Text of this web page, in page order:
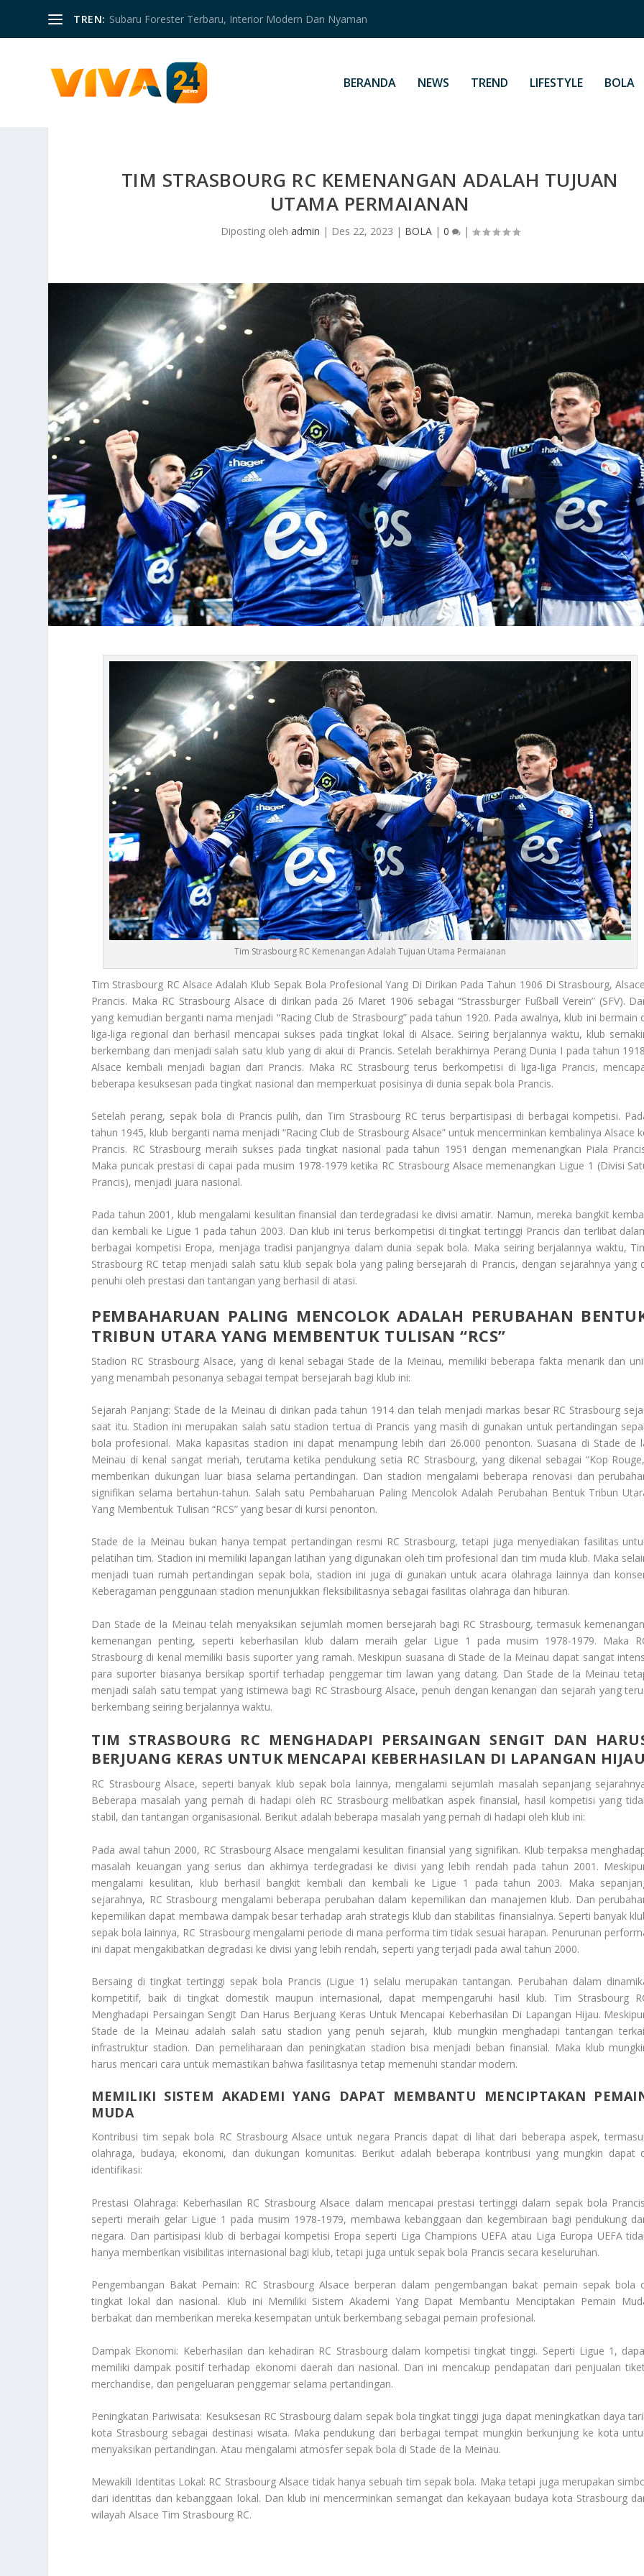
TREN: Subaru Forester Terbaru, Interior Modern Dan Nyaman
BERANDA NEWS TREND LIFESTYLE BOLA
TIM STRASBOURG RC KEMENANGAN ADALAH TUJUAN
UTAMA PERMAIANAN
Diposting oleh admin | Des 22, 2023 | BOLA| 0 |
Tim Strasbourg RC Kemenangan Adalah Tujuan Utama Permaianan
Tim Strasbourg RC Alsace Adalah Klub Sepak Bola Profesional Yang Di Dirikan Pada Tahun 1906 Di Strasbourg,
Prancis. Maka RC Strasbourg Alsace di dirikan pada 26 Maret 1906 sebagai “Strassburger Fußball Verein” (SFV).
yang kemudian berganti nama menjadi “Racing Club de Strasbourg” pada tahun 1920. Pada awalnya, klub ini bermain
liga-liga regional dan berhasil mencapai sukses pada tingkat lokal di Alsace. Seiring berjalannya waktu, klub
berkembang dan menjadi salah satu klub yang di akui di Prancis. Setelah berakhirnya Perang Dunia I pada tahun
Alsace kembali menjadi bagian dari Prancis. Maka RC Strasbourg terus berkompetisi di liga-liga Prancis,
beberapa kesuksesan pada tingkat nasional dan memperkuat posisinya di dunia sepak bola Prancis.
Setelah perang, sepak bola di Prancis pulih, dan Tim Strasbourg RC terus berpartisipasi di berbagai kompetisi.
tahun 1945, klub berganti nama menjadi “Racing Club de Strasbourg Alsace” untuk mencerminkan kembalinya Alsace
Prancis. RC Strasbourg meraih sukses pada tingkat nasional pada tahun 1951 dengan memenangkan Piala
Maka puncak prestasi di capai pada musim 1978-1979 ketika RC Strasbourg Alsace memenangkan Ligue 1 (Divisi
Prancis), menjadi juara nasional.
Pada tahun 2001, klub mengalami kesulitan finansial dan terdegradasi ke divisi amatir. Namun, mereka bangkit
dan kembali ke Ligue 1 pada tahun 2003. Dan klub ini terus berkompetisi di tingkat tertinggi Prancis dan terlibat
berbagai kompetisi Eropa, menjaga tradisi panjangnya dalam dunia sepak bola. Maka seiring berjalannya waktu,
Strasbourg RC tetap menjadi salah satu klub sepak bola yang paling bersejarah di Prancis, dengan sejarahnya yang
penuhi oleh prestasi dan tantangan yang berhasil di atasi.
PEMBAHARUAN PALING MENCOLOK ADALAH PERUBAHAN
TRIBUN UTARA YANG MEMBENTUK TULISAN “RCS”
Stadion RC Strasbourg Alsace, yang di kenal sebagai Stade de la Meinau, memiliki beberapa fakta menarik dan
yang menambah pesonanya sebagai tempat bersejarah bagi klub ini:
Sejarah Panjang: Stade de la Meinau di dirikan pada tahun 1914 dan telah menjadi markas besar RC Strasbourg
saat itu. Stadion ini merupakan salah satu stadion tertua di Prancis yang masih di gunakan untuk pertandingan
bola profesional. Maka kapasitas stadion ini dapat menampung lebih dari 26.000 penonton. Suasana di Stade de
Meinau di kenal sangat meriah, terutama ketika pendukung setia RC Strasbourg, yang dikenal sebagai “Kop
memberikan dukungan luar biasa selama pertandingan. Dan stadion mengalami beberapa renovasi dan
signifikan selama bertahun-tahun. Salah satu Pembaharuan Paling Mencolok Adalah Perubahan Bentuk Tribun
Yang Membentuk Tulisan “RCS” yang besar di kursi penonton.
Stade de la Meinau bukan hanya tempat pertandingan resmi RC Strasbourg, tetapi juga menyediakan fasilitas
pelatihan tim. Stadion ini memiliki lapangan latihan yang digunakan oleh tim profesional dan tim muda klub. Maka
menjadi tuan rumah pertandingan sepak bola, stadion ini juga di gunakan untuk acara olahraga lainnya dan
Keberagaman penggunaan stadion menunjukkan fleksibilitasnya sebagai fasilitas olahraga dan hiburan.
Dan Stade de la Meinau telah menyaksikan sejumlah momen bersejarah bagi RC Strasbourg, termasuk
kemenangan penting, seperti keberhasilan klub dalam meraih gelar Ligue 1 pada musim 1978-1979. Maka
Strasbourg di kenal memiliki basis suporter yang ramah. Meskipun suasana di Stade de la Meinau dapat sangat
para suporter biasanya bersikap sportif terhadap penggemar tim lawan yang datang. Dan Stade de la Meinau
menjadi salah satu tempat yang istimewa bagi RC Strasbourg Alsace, penuh dengan kenangan dan sejarah yang
berkembang seiring berjalannya waktu.
TIM STRASBOURG RC MENGHADAPI PERSAINGAN SENGIT DAN
BERJUANG KERAS UNTUK MENCAPAI KEBERHASILAN DI LAPANGAN HIJAU
RC Strasbourg Alsace, seperti banyak klub sepak bola lainnya, mengalami sejumlah masalah sepanjang
Beberapa masalah yang pernah di hadapi oleh RC Strasbourg melibatkan aspek finansial, hasil kompetisi yang
stabil, dan tantangan organisasional. Berikut adalah beberapa masalah yang pernah di hadapi oleh klub ini:
Pada awal tahun 2000, RC Strasbourg Alsace mengalami kesulitan finansial yang signifikan. Klub terpaksa
masalah keuangan yang serius dan akhirnya terdegradasi ke divisi yang lebih rendah pada tahun 2001.
mengalami kesulitan, klub berhasil bangkit kembali dan kembali ke Ligue 1 pada tahun 2003. Maka
sejarahnya, RC Strasbourg mengalami beberapa perubahan dalam kepemilikan dan manajemen klub. Dan
kepemilikan dapat membawa dampak besar terhadap arah strategis klub dan stabilitas finansialnya. Seperti banyak
sepak bola lainnya, RC Strasbourg mengalami periode di mana performa tim tidak sesuai harapan. Penurunan
ini dapat mengakibatkan degradasi ke divisi yang lebih rendah, seperti yang terjadi pada awal tahun 2000.
Bersaing di tingkat tertinggi sepak bola Prancis (Ligue 1) selalu merupakan tantangan. Perubahan dalam
kompetitif, baik di tingkat domestik maupun internasional, dapat mempengaruhi hasil klub. Tim Strasbourg
Menghadapi Persaingan Sengit Dan Harus Berjuang Keras Untuk Mencapai Keberhasilan Di Lapangan Hijau.
Stade de la Meinau adalah salah satu stadion yang penuh sejarah, klub mungkin menghadapi tantangan
infrastruktur stadion. Dan pemeliharaan dan peningkatan stadion bisa menjadi beban finansial. Maka klub
harus mencari cara untuk memastikan bahwa fasilitasnya tetap memenuhi standar modern.
MEMILIKI SISTEM AKADEMI YANG DAPAT MEMBANTU MENCIPTAKAN
MUDA
Kontribusi tim sepak bola RC Strasbourg Alsace untuk negara Prancis dapat di lihat dari beberapa aspek,
olahraga, budaya, ekonomi, dan dukungan komunitas. Berikut adalah beberapa kontribusi yang mungkin dapat
identifikasi:
Prestasi Olahraga: Keberhasilan RC Strasbourg Alsace dalam mencapai prestasi tertinggi dalam sepak bola
seperti meraih gelar Ligue 1 pada musim 1978-1979, membawa kebanggaan dan kegembiraan bagi pendukung
negara. Dan partisipasi klub di berbagai kompetisi Eropa seperti Liga Champions UEFA atau Liga Europa UEFA
hanya memberikan visibilitas internasional bagi klub, tetapi juga untuk sepak bola Prancis secara keseluruhan.
Pengembangan Bakat Pemain: RC Strasbourg Alsace berperan dalam pengembangan bakat pemain sepak bola
tingkat lokal dan nasional. Klub ini Memiliki Sistem Akademi Yang Dapat Membantu Menciptakan Pemain
berbakat dan memberikan mereka kesempatan untuk berkembang sebagai pemain profesional.
Dampak Ekonomi: Keberhasilan dan kehadiran RC Strasbourg dalam kompetisi tingkat tinggi. Seperti Ligue 1,
memiliki dampak positif terhadap ekonomi daerah dan nasional. Dan ini mencakup pendapatan dari penjualan
merchandise, dan pengeluaran penggemar selama pertandingan.
Peningkatan Pariwisata: Kesuksesan RC Strasbourg dalam sepak bola tingkat tinggi juga dapat meningkatkan daya
kota Strasbourg sebagai destinasi wisata. Maka pendukung dari berbagai tempat mungkin berkunjung ke kota
menyaksikan pertandingan. Atau mengalami atmosfer sepak bola di Stade de la Meinau.
Mewakili Identitas Lokal: RC Strasbourg Alsace tidak hanya sebuah tim sepak bola. Maka tetapi juga merupakan
dari identitas dan kebanggaan lokal. Dan klub ini mencerminkan semangat dan kekayaan budaya kota Strasbourg
wilayah Alsace Tim Strasbourg RC.